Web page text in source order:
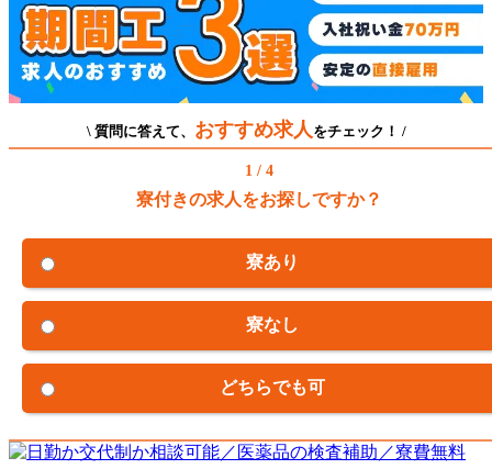
\ 質問に答えて、 おすすめ求人 をチェック！ /
1 / 4
寮付きの求人をお探しですか？
寮あり
寮なし
どちらでも可